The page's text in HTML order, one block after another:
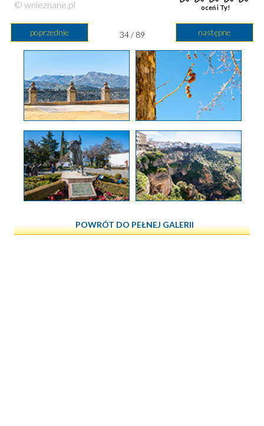
oceń i Ty!
© wnieznane.pl
poprzednie następne
34 / 89
POWRÓT DO PEŁNEJ GALERII